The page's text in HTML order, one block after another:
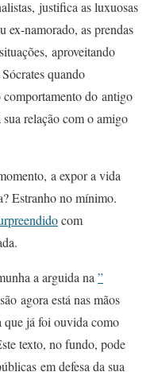
justifica as luxuosas
ex-namorado, as prendas
aproveitando
quando
do antigo
relação com o amigo
a expor a vida
Estranho no mínimo.
com
a arguida na ”
agora está nas mãos
que já foi ouvida como
texto, no fundo, pode
em defesa da sua